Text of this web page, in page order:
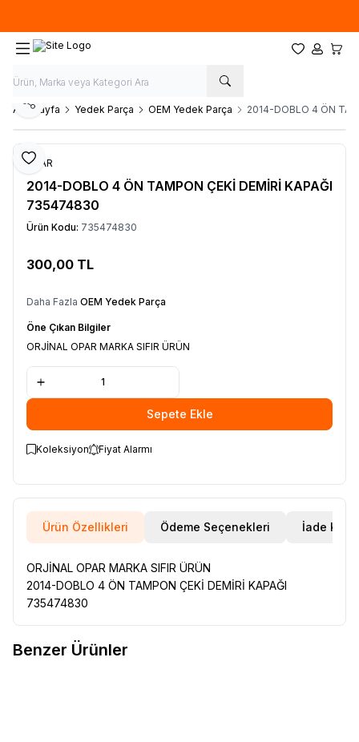
Favorilerim
Hesabım
Ana Sayfa Yedek Parça OEM Yedek Parça 2014-DOBLO 4 ÖN
Favoriye Ekle
Paylaş
OPAR
2014-DOBLO 4 ÖN TAMPON ÇEKİ DEMİRİ KAPAĞI
735474830
Ürün Kodu: 735474830
300,00 TL
Daha Fazla OEM Yedek Parça
Öne Çıkan Bilgiler
ORJİNAL OPAR MARKA SIFIR ÜRÜN
Sepete Ekle
Koleksiyon Fiyat Alarmı
Ürün Özellikleri Ödeme Seçenekleri İade
ORJİNAL OPAR MARKA SIFIR ÜRÜN
2014-DOBLO 4 ÖN TAMPON ÇEKİ DEMİRİ KAPAĞI
735474830
Benzer Ürünler